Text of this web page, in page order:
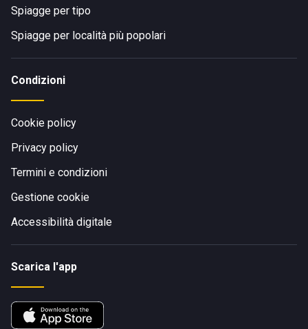
Spiagge per tipo
Spiagge per località più popolari
Condizioni
Cookie policy
Privacy policy
Termini e condizioni
Gestione cookie
Accessibilità digitale
Scarica l'app